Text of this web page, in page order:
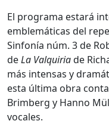
El programa estará
emblemáticas del
Sinfonía núm. 3 de
deLa Valquiriade
más intensas y
esta última obra
Brimberg y Hanno
vocales.